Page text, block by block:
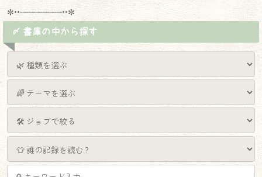
✼••┈┈┈┈┈┈┈┈┈••✼
〆 書庫の中から探す